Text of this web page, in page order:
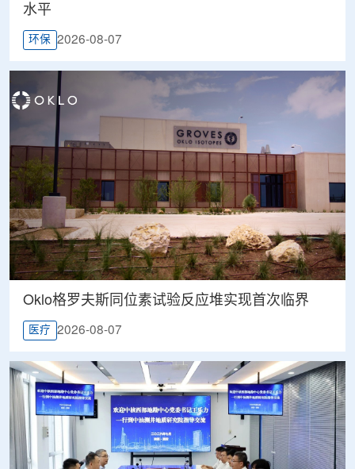
水平
环保 2026-08-07
Oklo格罗夫斯同位素试验反应堆实现首次临界
医疗 2026-08-07